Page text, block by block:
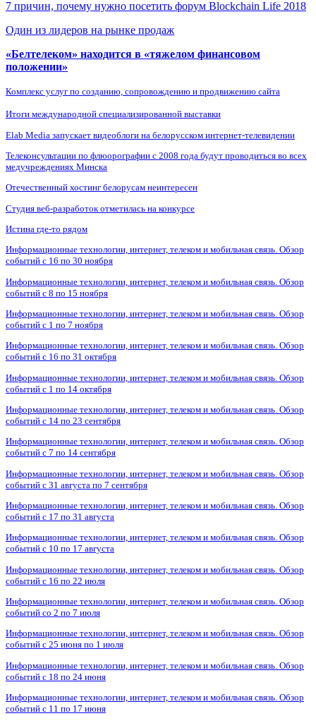
7 причин, почему нужно посетить форум Blockchain Life 2018
Один из лидеров на рынке продаж
«Белтелеком» находится в «тяжелом финансовом
положении»
Комплекс услуг по созданию, сопровождению и продвижению сайта
Итоги международной специализированной выставки
Elab Media запускает видеоблоги на белорусском интернет-телевидении
Телеконсультации по флюорографии с 2008 года будут проводиться во всех
медучреждениях Минска
Отечественный хостинг белорусам неинтересен
Студия веб-разработок отметилась на конкурсе
Истина где-то рядом
Информационные технологии, интернет, телеком и мобильная связь. Обзор
событий с 16 по 30 ноября
Информационные технологии, интернет, телеком и мобильная связь. Обзор
событий с 8 по 15 ноября
Информационные технологии, интернет, телеком и мобильная связь. Обзор
событий с 1 по 7 ноября
Информационные технологии, интернет, телеком и мобильная связь. Обзор
событий с 16 по 31 октября
Информационные технологии, интернет, телеком и мобильная связь. Обзор
событий с 1 по 14 октября
Информационные технологии, интернет, телеком и мобильная связь. Обзор
событий с 14 по 23 сентября
Информационные технологии, интернет, телеком и мобильная связь. Обзор
событий с 7 по 14 сентября
Информационные технологии, интернет, телеком и мобильная связь. Обзор
событий с 31 августа по 7 сентября
Информационные технологии, интернет, телеком и мобильная связь. Обзор
событий с 17 по 31 августа
Информационные технологии, интернет, телеком и мобильная связь. Обзор
событий с 10 по 17 августа
Информационные технологии, интернет, телеком и мобильная связь. Обзор
событий с 16 по 22 июля
Информационные технологии, интернет, телеком и мобильная связь. Обзор
событий со 2 по 7 июля
Информационные технологии, интернет, телеком и мобильная связь. Обзор
событий с 25 июня по 1 июля
Информационные технологии, интернет, телеком и мобильная связь. Обзор
событий с 18 по 24 июня
Информационные технологии, интернет, телеком и мобильная связь. Обзор
событий с 11 по 17 июня